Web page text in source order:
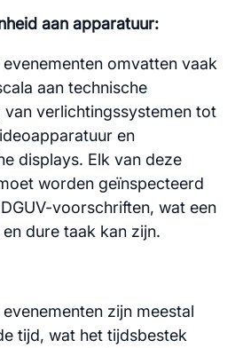
aan apparatuur:
evenementen omvatten vaak
aan technische
van verlichtingssystemen tot
en
displays. Elk van deze
worden geïnspecteerd
voorschriften, wat een
dure taak kan zijn.
zijn meestal
tijd, wat het tijdsbestek